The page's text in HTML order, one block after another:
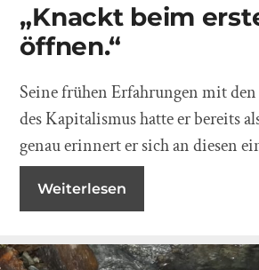
„Knackt beim
öffnen.“
Seine frühen Erfahrungen mit
des Kapitalismus hatte er bereits
genau erinnert er sich an diesen
Weiterlesen